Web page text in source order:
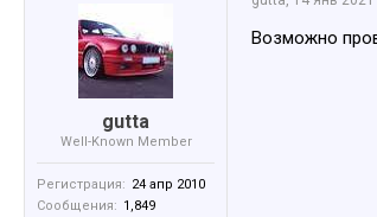
gutta
Well-Known Member
Регистрация: 24 апр 2010
Сообщения: 1,849
Возможно